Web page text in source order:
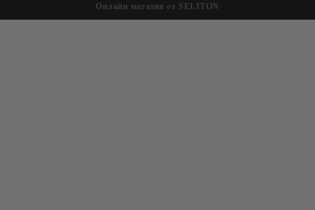
Онлайн магазин от SELITON